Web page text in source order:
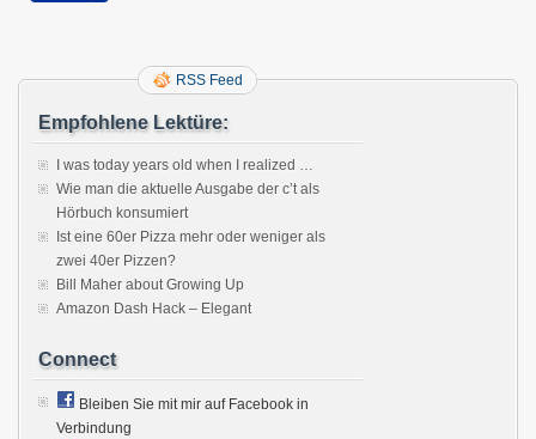
RSS Feed
Empfohlene Lektüre:
I was today years old when I realized …
Wie man die aktuelle Ausgabe der c’t als
Hörbuch konsumiert
Ist eine 60er Pizza mehr oder weniger als
zwei 40er Pizzen?
Bill Maher about Growing Up
Amazon Dash Hack – Elegant
Connect
Bleiben Sie mit mir auf Facebook in
Verbindung